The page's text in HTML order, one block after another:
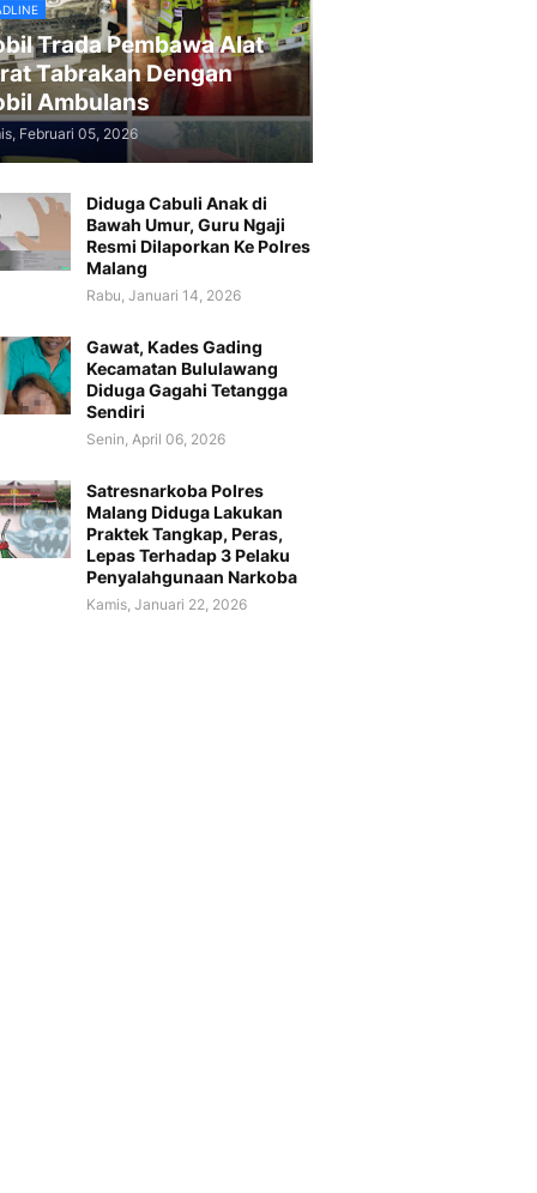
Trada Pembawa Alat
Tabrakan Dengan
Ambulans
Februari 05, 2026
Diduga Cabuli Anak di
Bawah Umur, Guru Ngaji
Resmi Dilaporkan Ke Polres
Malang
Rabu, Januari 14, 2026
Gawat, Kades Gading
Kecamatan Bululawang
Diduga Gagahi Tetangga
Sendiri
Senin, April 06, 2026
Satresnarkoba Polres
Malang Diduga Lakukan
Praktek Tangkap, Peras,
Lepas Terhadap 3 Pelaku
Penyalahgunaan Narkoba
Kamis, Januari 22, 2026